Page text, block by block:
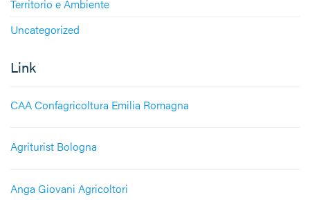
Territorio e Ambiente
Uncategorized
Link
CAA Confagricoltura Emilia Romagna
Agriturist Bologna
Anga Giovani Agricoltori